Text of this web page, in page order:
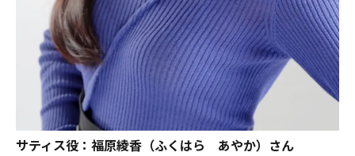
サティス役：福原綾香（ふくはら あやか）さん